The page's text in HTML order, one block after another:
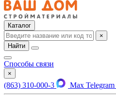
Каталог
×
Найти
Способы связи
×
(863) 310-000-3 Max Telegram